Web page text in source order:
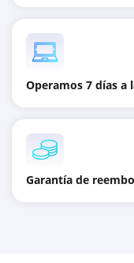
Operamos 7 días a
Garantía de